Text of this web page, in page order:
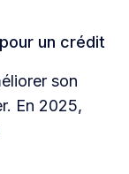
un crédit
son
En 2025,